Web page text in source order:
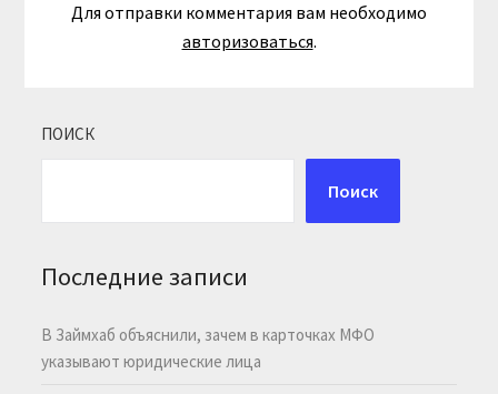
Для отправки комментария вам необходимо
авторизоваться.
ПОИСК
Поиск
Последние записи
В Займхаб объяснили, зачем в карточках МФО
указывают юридические лица